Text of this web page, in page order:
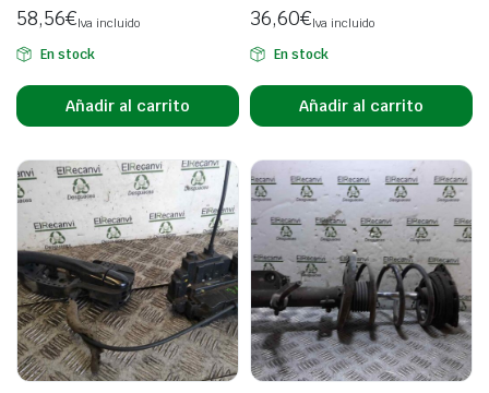
58,56€Iva incluido
En stock
Añadir al carrito
36,60€Iva incluido
En stock
Añadir al carrito